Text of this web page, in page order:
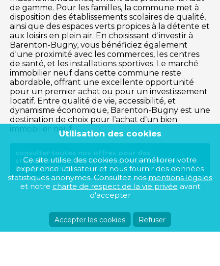
de gamme. Pour les familles, la commune met à
disposition des établissements scolaires de qualité,
ainsi que des espaces verts propices à la détente et
aux loisirs en plein air. En choisissant d'investir à
Barenton-Bugny, vous bénéficiez également
d'une proximité avec les commerces, les centres
de santé, et les installations sportives. Le marché
immobilier neuf dans cette commune reste
abordable, offrant une excellente opportunité
pour un premier achat ou pour un investissement
locatif. Entre qualité de vie, accessibilité, et
dynamisme économique, Barenton-Bugny est une
destination de choix pour l'achat d'un bien
immobilier neuf.
consulter toutes nos offres pour des
stationnements sur la commune de Barenton-
Bugny (02000)
Utilisation des cookies
Ce site utilise des cookies pour améliorer votre
expérience utilisateur et nous fournir des données
statistiques anonymes. Consultez nosmentions légales
et notre charte de respect de la vie privée avant
d'accepter
Accepter les cookies Refuser